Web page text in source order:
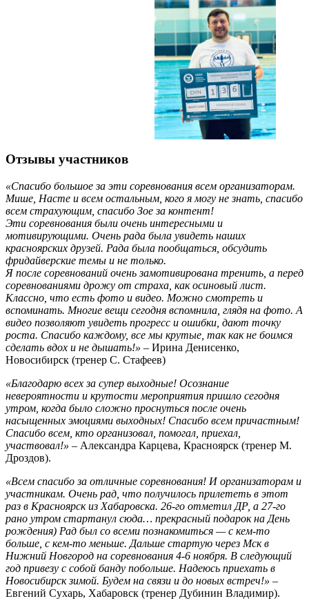
Отзывы участников
«Спасибо большое за эти соревнования всем организаторам.
Мише, Насте и всем остальным, кого я могу не знать, спасибо
всем страхующим, спасибо Зое за контент!
Эти соревнования были очень интересными и
мотивирующими. Очень рада была увидеть наших
красноярских друзей. Рада была пообщаться, обсудить
фридайверские темы и не только.
Я после соревнований очень замотивирована тренить, а перед
соревнованиями дрожу от страха, как осиновый лист.
Классно, что есть фото и видео. Можно смотреть и
вспоминать. Многие вещи сегодня вспомнила, глядя на фото. А
видео позволяют увидеть прогресс и ошибки, дают точку
роста. Спасибо каждому, все мы крутые, так как не боимся
сделать вдох и не дышать!» – Ирина Денисенко,
Новосибирск (тренер С. Стафеев)
«Благодарю всех за супер выходные! Осознание
невероятности и крутости мероприятия пришло сегодня
утром, когда было сложно проснуться после очень
насыщенных эмоциями выходных! Спасибо всем причастным!
Спасибо всем, кто организовал, помогал, приехал,
участвовал!» – Александра Карцева, Красноярск (тренер М.
Дроздов).
«Всем спасибо за отличные соревнования! И организаторам и
участникам. Очень рад, что получилось прилететь в этот
раз в Красноярск из Хабаровска. 26-го отметил ДР, а 27-го
рано утром стартанул сюда… прекрасный подарок на День
рождения) Рад был со всеми познакомиться — с кем-то
больше, с кем-то меньше. Дальше стартую через Мск в
Нижний Новгород на соревнования 4-6 ноября. В следующий
год привезу с собой банду побольше. Надеюсь приехать в
Новосибирск зимой. Будем на связи и до новых встреч!» –
Евгений Сухарь, Хабаровск (тренер Дубинин Владимир).